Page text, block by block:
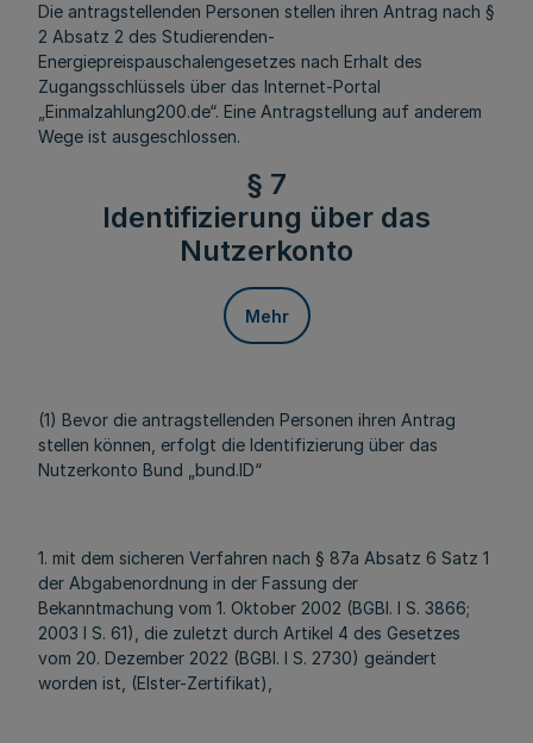
Die antragstellenden Personen stellen ihren Antrag nach §
2 Absatz 2 des Studierenden-
Energiepreispauschalengesetzes nach Erhalt des
Zugangsschlüssels über das Internet-Portal
„Einmalzahlung200.de“. Eine Antragstellung auf anderem
Wege ist ausgeschlossen.
§ 7
Identifizierung über das
Nutzerkonto
Mehr
(1) Bevor die antragstellenden Personen ihren Antrag
stellen können, erfolgt die Identifizierung über das
Nutzerkonto Bund „bund.ID“
1. mit dem sicheren Verfahren nach § 87a Absatz 6 Satz 1
der Abgabenordnung in der Fassung der
Bekanntmachung vom 1. Oktober 2002 (BGBl. I S. 3866;
2003 I S. 61), die zuletzt durch Artikel 4 des Gesetzes
vom 20. Dezember 2022 (BGBl. I S. 2730) geändert
worden ist, (Elster-Zertifikat),